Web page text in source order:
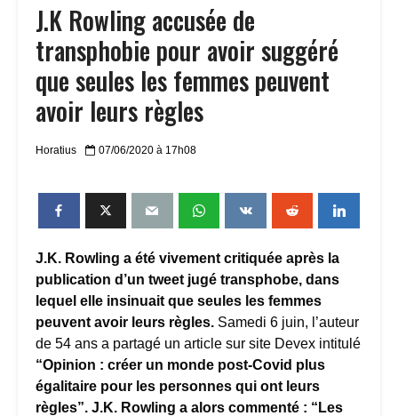
J.K Rowling accusée de
transphobie pour avoir suggéré
que seules les femmes peuvent
avoir leurs règles
Horatius 07/06/2020 à 17h08
J.K. Rowling a été vivement critiquée après la
publication d’un tweet jugé transphobe, dans
lequel elle insinuait que seules les femmes
peuvent avoir leurs règles. Samedi 6 juin, l’auteur
de 54 ans a partagé un article sur site Devex intitulé
“Opinion : créer un monde post-Covid plus
égalitaire pour les personnes qui ont leurs
règles”. J.K. Rowling a alors commenté : “Les